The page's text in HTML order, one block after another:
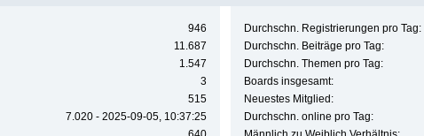
946
11.687
1.547
3
515
7.020 - 2025-09-05, 10:37:25
Durchschn. Registrierungen pro Tag:
Durchschn. Beiträge pro Tag:
Durchschn. Themen pro Tag:
Boards insgesamt:
Neuestes Mitglied:
Durchschn. online pro Tag: